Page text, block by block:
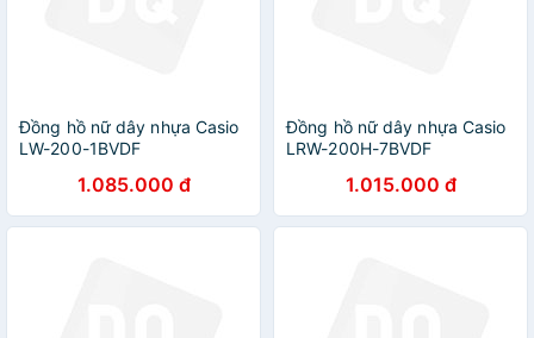
Đồng hồ nữ dây nhựa Casio
LW-200-1BVDF
1.085.000 đ
Đồng hồ nữ dây nhựa Casio
LRW-200H-7BVDF
1.015.000 đ